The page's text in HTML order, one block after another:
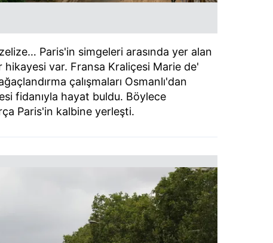
Paris'in simgeleri arasında yer alan
hikayesi var. Fransa Kraliçesi Marie de'
çalışmaları Osmanlı'dan
fidanıyla hayat buldu. Böylece
Paris'in kalbine yerleşti.